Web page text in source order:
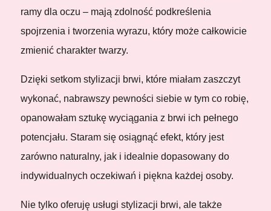
ramy dla oczu – mają zdolność podkreślenia
spojrzenia i tworzenia wyrazu, który może całkowicie
zmienić charakter twarzy.
Dzięki setkom stylizacji brwi, które miałam zaszczyt
wykonać, nabrawszy pewności siebie w tym co robię,
opanowałam sztukę wyciągania z brwi ich pełnego
potencjału. Staram się osiągnąć efekt, który jest
zarówno naturalny, jak i idealnie dopasowany do
indywidualnych oczekiwań i piękna każdej osoby.
Nie tylko oferuję usługi stylizacji brwi, ale także